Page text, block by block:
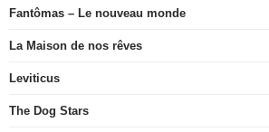
Fantômas – Le nouveau monde
La Maison de nos rêves
Leviticus
The Dog Stars